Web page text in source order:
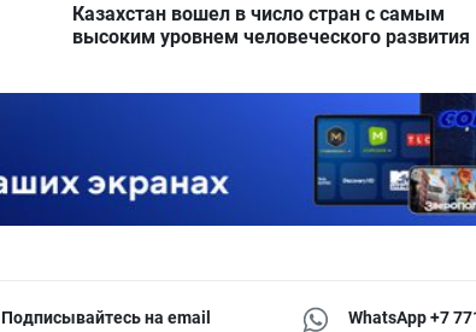
Казахстан вошел в число стран с самым
высоким уровнем человеческого развития
Подписывайтесь на email
WhatsApp +7